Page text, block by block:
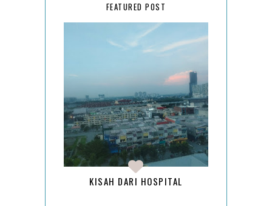
FEATURED POST
KISAH DARI HOSPITAL